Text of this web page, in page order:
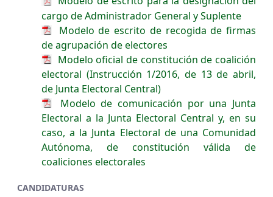
cargo de Administrador General y Suplente
Modelo de escrito de recogida de firmas
de agrupación de electores
Modelo oficial de constitución de coalición
electoral (Instrucción 1/2016, de 13 de abril,
de Junta Electoral Central)
Modelo de comunicación por una Junta
Electoral a la Junta Electoral Central y, en su
caso, a la Junta Electoral de una Comunidad
Autónoma, de constitución válida de
coaliciones electorales
CANDIDATURAS